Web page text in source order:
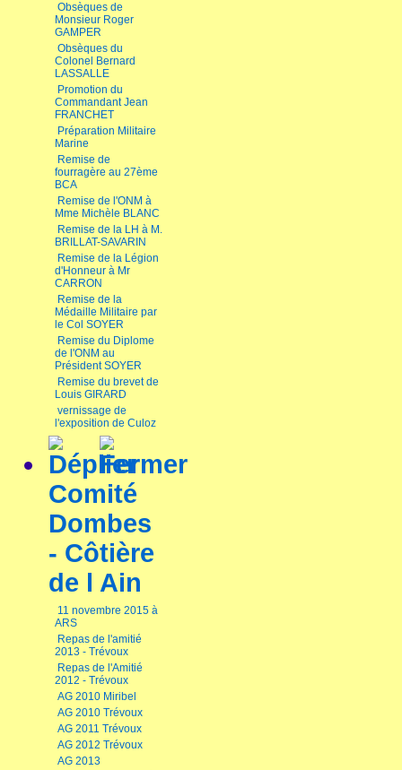
Obsèques de
Monsieur Roger
GAMPER
Obsèques du
Colonel Bernard
LASSALLE
Promotion du
Commandant Jean
FRANCHET
Préparation Militaire
Marine
Remise de
fourragère au 27ème
BCA
Remise de l'ONM à
Mme Michèle BLANC
Remise de la LH à M.
BRILLAT-SAVARIN
Remise de la Légion
d'Honneur à Mr
CARRON
Remise de la
Médaille Militaire par
le Col SOYER
Remise du Diplome
de l'ONM au
Président SOYER
Remise du brevet de
Louis GIRARD
vernissage de
l'exposition de Culoz
Comité
Dombes
- Côtière
de l Ain
11 novembre 2015 à
ARS
Repas de l'amitié
2013 - Trévoux
Repas de l'Amitié
2012 - Trévoux
AG 2010 Miribel
AG 2010 Trévoux
AG 2011 Trévoux
AG 2012 Trévoux
AG 2013